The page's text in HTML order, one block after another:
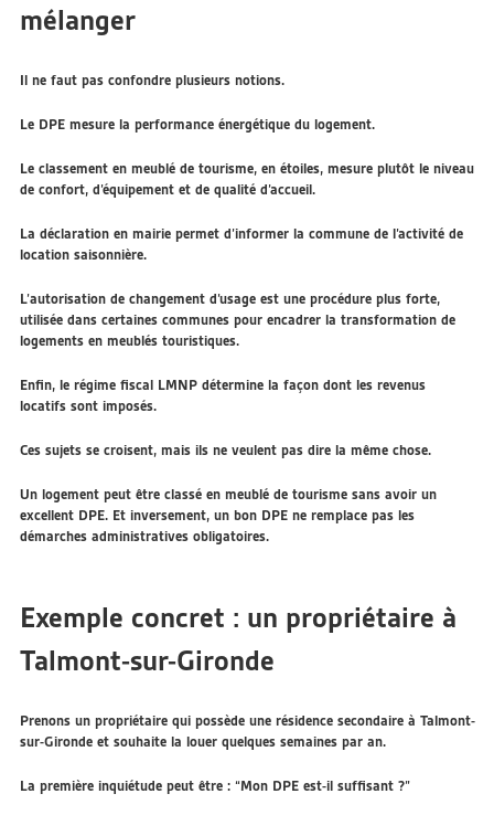
mélanger
Il ne faut pas confondre plusieurs notions.
Le DPEmesure la performance énergétique du logement.
Le classement en meublé de tourisme, en étoiles, mesure plutôt le niveau
de confort, d’équipement et de qualité d’accueil.
La déclaration en mairiepermet d’informer la commune de l’activité de
location saisonnière.
L’autorisation de changement d’usageest une procédure plus forte,
utilisée dans certaines communes pour encadrer la transformation de
logements en meublés touristiques.
Enfin, le régime fiscal LMNPdétermine la façon dont les revenus
locatifs sont imposés.
Ces sujets se croisent, mais ils ne veulent pas dire la même chose.
Un logement peut être classé en meublé de tourisme sans avoir un
excellent DPE. Et inversement, un bon DPE ne remplace pas les
démarches administratives obligatoires.
Exemple concret : un propriétaire à
Talmont-sur-Gironde
Prenons un propriétaire qui possède une résidence secondaire à Talmont-
sur-Gironde et souhaite la louer quelques semaines par an.
La première inquiétude peut être : “Mon DPE est-il suffisant ?”